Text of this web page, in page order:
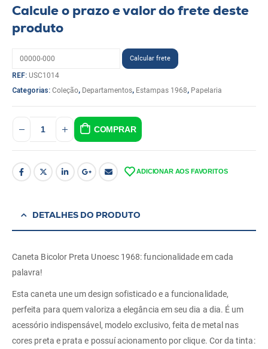
Calcule o prazo e valor do frete deste
produto
REF: USC1014
Categorias: Coleção, Departamentos, Estampas 1968, Papelaria
COMPRAR
ADICIONAR AOS FAVORITOS
DETALHES DO PRODUTO
Caneta Bicolor Preta Unoesc 1968: funcionalidade em cada
palavra!
Esta caneta une um design sofisticado e a funcionalidade,
perfeita para quem valoriza a elegância em seu dia a dia. É um
acessório indispensável, modelo exclusivo, feita de metal nas
cores preta e prata e possuí acionamento por clique. Cor da tinta: